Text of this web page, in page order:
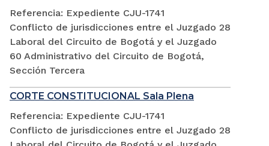
Referencia: Expediente CJU-1741
Conflicto de jurisdicciones entre el Juzgado 28
Laboral del Circuito de Bogotá y el Juzgado
60 Administrativo del Circuito de Bogotá,
Sección Tercera
CORTE CONSTITUCIONAL Sala Plena
Referencia: Expediente CJU-1741
Conflicto de jurisdicciones entre el Juzgado 28